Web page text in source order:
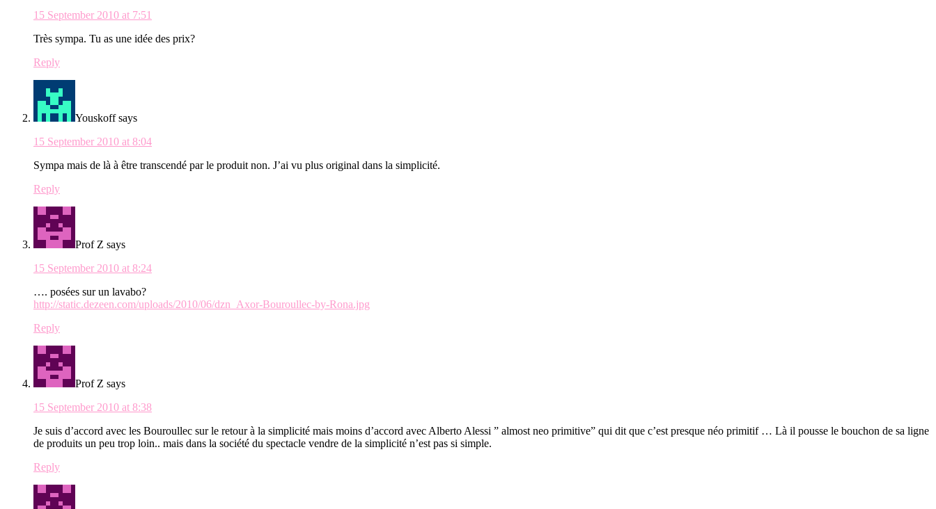
15 September 2010 at 7:51
Très sympa. Tu as une idée des prix?
Reply
Youskoff says
15 September 2010 at 8:04
Sympa mais de là à être transcendé par le produit non. J’ai vu plus original dans la simplicité.
Reply
Prof Z says
15 September 2010 at 8:24
…. posées sur un lavabo?
http://static.dezeen.com/uploads/2010/06/dzn_Axor-Bouroullec-by-Rona.jpg
Reply
Prof Z says
15 September 2010 at 8:38
Je suis d’accord avec les Bouroullec sur le retour à la simplicité mais moins d’accord avec Alberto Alessi ” almost neo primitive” qui dit que c’est presque néo primitif … Là il pousse le bouchon de sa ligne
de produits un peu trop loin.. mais dans la société du spectacle vendre de la simplicité n’est pas si simple.
Reply